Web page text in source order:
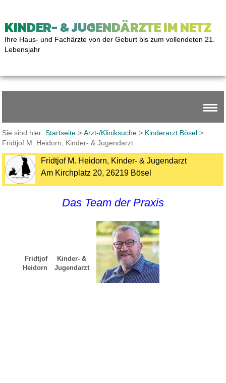
KINDER- & JUGENDÄRZTE IM NETZ
Ihre Haus- und Fachärzte von der Geburt bis zum vollendeten 21.
Lebensjahr
Sie sind hier:Startseite >Arzt-/Kliniksuche > Kinderarzt Bösel >
Fridtjof M. Heidorn, Kinder- & Jugendarzt
Fridtjof M. Heidorn, Kinder- & Jugendarzt
Am Kirchplatz 20, 26219 Bösel
Das Team der Praxis
Fridtjof
Heidorn
Kinder- &
Jugendarzt